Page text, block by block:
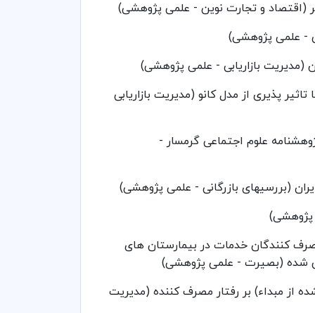
(اقتصاد و تجارت نوین - علمی پژوهشی)
- علمی پژوهشی)
(مدیریت بازاریابی - علمی پژوهشی)
پذیری از مدل کانو (مدیریت بازاریابی
علوم اجتماعی گرمسار -
(بررسیهای بازرگانی - علمی پژوهشی)
پژوهشی)
کنندگان خدمات در بیمارستان های
شده (بصیرت - علمی پژوهشی)
مبداء) بر رفتار مصرف کننده (مدیریت